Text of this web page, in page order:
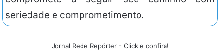
seriedade e comprometimento.
Jornal Rede Repórter - Click e confira!